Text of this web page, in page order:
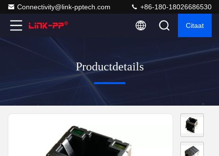
Connectivity@link-pptech.com +86-180-18026686530
Citaat
Productdetails